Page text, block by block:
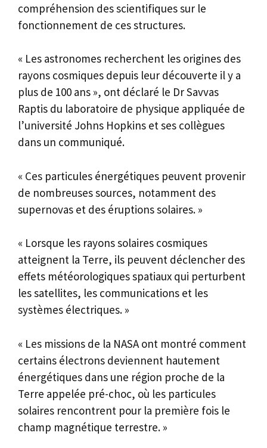
compréhension des scientifiques sur le
fonctionnement de ces structures.
« Les astronomes recherchent les origines des
rayons cosmiques depuis leur découverte il y a
plus de 100 ans », ont déclaré le Dr Savvas
Raptis du laboratoire de physique appliquée de
l’université Johns Hopkins et ses collègues
dans un communiqué.
« Ces particules énergétiques peuvent provenir
de nombreuses sources, notamment des
supernovas et des éruptions solaires. »
« Lorsque les rayons solaires cosmiques
atteignent la Terre, ils peuvent déclencher des
effets météorologiques spatiaux qui perturbent
les satellites, les communications et les
systèmes électriques. »
« Les missions de la NASA ont montré comment
certains électrons deviennent hautement
énergétiques dans une région proche de la
Terre appelée pré-choc, où les particules
solaires rencontrent pour la première fois le
champ magnétique terrestre. »